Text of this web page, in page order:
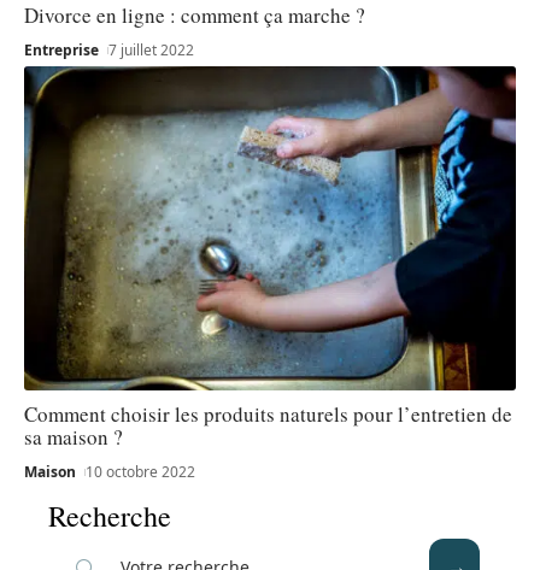
Divorce en ligne : comment ça marche ?
Entreprise 7 juillet 2022
Comment choisir les produits naturels pour l’entretien de
sa maison ?
Maison 10 octobre 2022
Recherche